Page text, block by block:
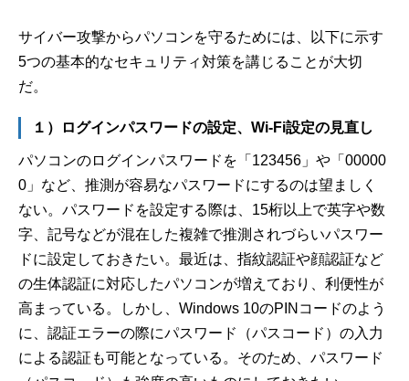
サイバー攻撃からパソコンを守るためには、以下に示す
5つの基本的なセキュリティ対策を講じることが大切
だ。
１）ログインパスワードの設定、Wi-Fi設定の見直し
パソコンのログインパスワードを「123456」や「00000
0」など、推測が容易なパスワードにするのは望ましく
ない。パスワードを設定する際は、15桁以上で英字や数
字、記号などが混在した複雑で推測されづらいパスワー
ドに設定しておきたい。最近は、指紋認証や顔認証など
の生体認証に対応したパソコンが増えており、利便性が
高まっている。しかし、Windows 10のPINコードのよう
に、認証エラーの際にパスワード（パスコード）の入力
による認証も可能となっている。そのため、パスワード